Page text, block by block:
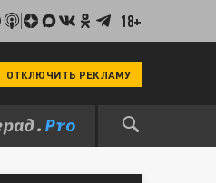
18+
ОТКЛЮЧИТЬ РЕКЛАМУ